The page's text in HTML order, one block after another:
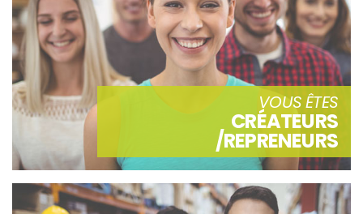
VOUS ÊTES
CRÉATEURS
/REPRENEURS